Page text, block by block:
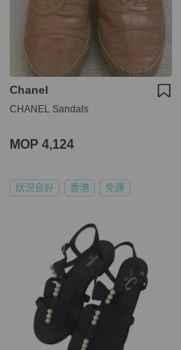
Chanel
CHANEL Sandals
MOP 4,124
狀況良好 香港 免運